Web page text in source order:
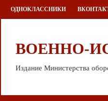
Перейти
к
ОДНОКЛАССНИКИ
ВОЕННО-
Издание Министерства